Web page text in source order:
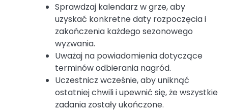
Sprawdzaj kalendarz w grze, aby
uzyskać konkretne daty rozpoczęcia i
zakończenia każdego sezonowego
wyzwania.
Uważaj na powiadomienia dotyczące
terminów odbierania nagród.
Uczestnicz wcześnie, aby uniknąć
ostatniej chwili i upewnić się, że wszystkie
zadania zostały ukończone.